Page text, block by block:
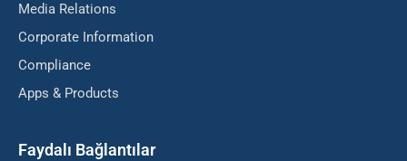
Media Relations
Corporate Information
Compliance
Apps & Products
Faydalı Bağlantılar